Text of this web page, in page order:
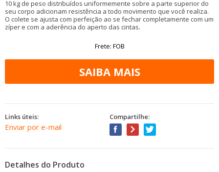
10 kg de peso distribuídos uniformemente sobre a parte superior do
seu corpo adicionam resistência a todo movimento que você realiza.
O colete se ajusta com perfeição ao se fechar completamente com um
zíper e com a aderência do aperto das cintas.
Frete: FOB
Links úteis:
Enviar por e-mail
Compartilhe:
Detalhes do Produto